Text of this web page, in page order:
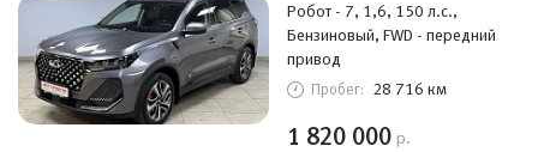
Робот - 7, 1,6, 150 л.с.,
Бензиновый, FWD - передний
привод
Пробег: 28 716 км
1 820 000 р.